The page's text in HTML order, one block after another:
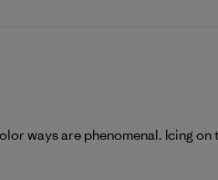
ways are phenomenal. Icing on